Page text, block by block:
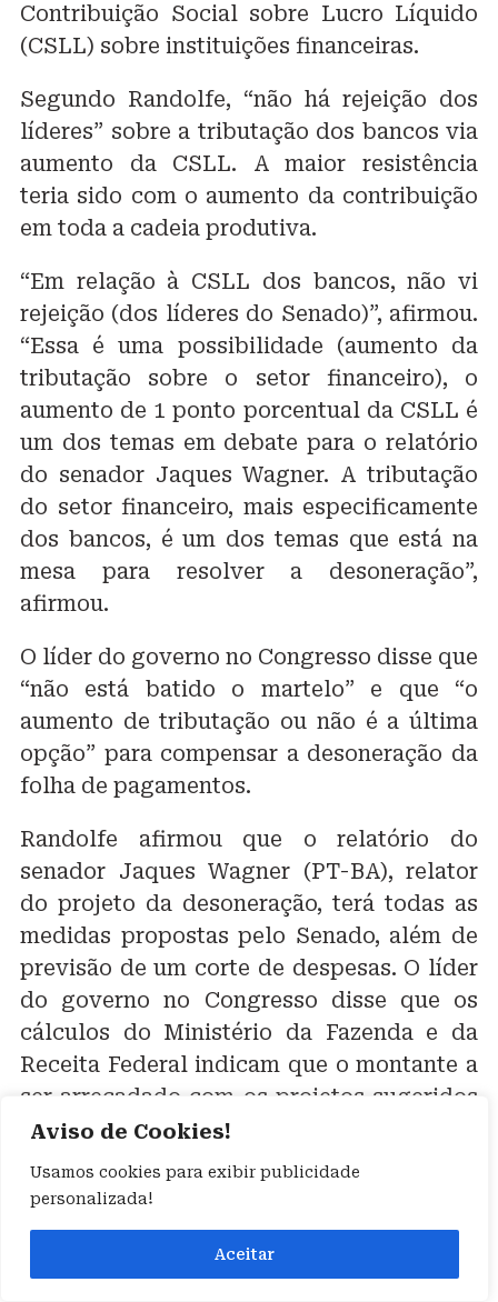
Aviso de Cookies!
Usamos cookies para exibir publicidade
personalizada!
Aceitar
Contribuição Social sobre Lucro Líquido
(CSLL) sobre instituições financeiras.
Segundo Randolfe, “não há rejeição dos
líderes” sobre a tributação dos bancos via
aumento da CSLL. A maior resistência
teria sido com o aumento da contribuição
em toda a cadeia produtiva.
“Em relação à CSLL dos bancos, não vi
rejeição (dos líderes do Senado)”, afirmou.
“Essa é uma possibilidade (aumento da
tributação sobre o setor financeiro), o
aumento de 1 ponto porcentual da CSLL é
um dos temas em debate para o relatório
do senador Jaques Wagner. A tributação
do setor financeiro, mais especificamente
dos bancos, é um dos temas que está na
mesa para resolver a desoneração”,
afirmou.
O líder do governo no Congresso disse que
“não está batido o martelo” e que “o
aumento de tributação ou não é a última
opção” para compensar a desoneração da
folha de pagamentos.
Randolfe afirmou que o relatório do
senador Jaques Wagner (PT-BA), relator
do projeto da desoneração, terá todas as
medidas propostas pelo Senado, além de
previsão de um corte de despesas. O líder
do governo no Congresso disse que os
cálculos do Ministério da Fazenda e da
Receita Federal indicam que o montante a
ser arrecadado com os projetos sugeridos
pelos senadores é insuficiente para
equalizar a renúncia fiscal com a
desoneração.
Questionado sobre o prazo exíguo para
discussão e votação da desoneração,